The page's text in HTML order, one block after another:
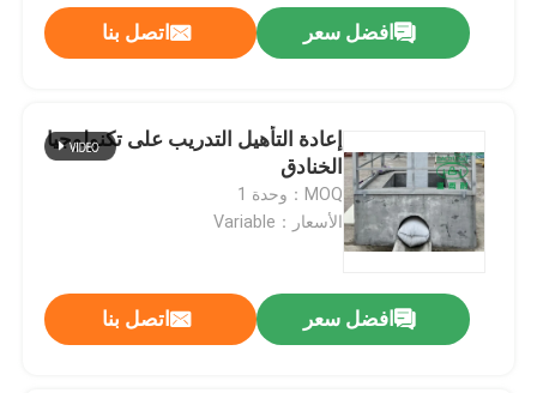
افضل سعر اتصل بنا
إعادة التأهيل التدريب على تكنولوجيا
الخنادق
MOQ：وحدة 1
الأسعار：Variable
افضل سعر اتصل بنا